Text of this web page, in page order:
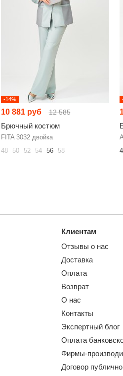
-14%
10 881 руб 12 585
Брючный костюм
FITA 3032 двойка
48 50 52 54 56 58
Клиентам
Отзывы о нас
Доставка
Оплата
Возврат
О нас
Контакты
Экспертный блог
Оплата
Фирмы-
Договор